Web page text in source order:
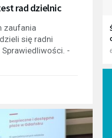
rad dzielnic
zaufania
się radni
-